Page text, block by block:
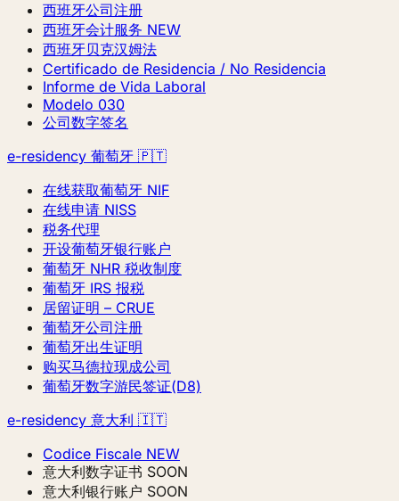
西班牙公司注册
西班牙会计服务 NEW
西班牙贝克汉姆法
Certificado de Residencia / No Residencia
Informe de Vida Laboral
Modelo 030
公司数字签名
e-residency 葡萄牙 🇵🇹
在线获取葡萄牙 NIF
在线申请 NISS
税务代理
开设葡萄牙银行账户
葡萄牙 NHR 税收制度
葡萄牙 IRS 报税
居留证明 – CRUE
葡萄牙公司注册
葡萄牙出生证明
购买马德拉现成公司
葡萄牙数字游民签证(D8)
e-residency 意大利 🇮🇹
Codice Fiscale NEW
意大利数字证书 SOON
意大利银行账户 SOON